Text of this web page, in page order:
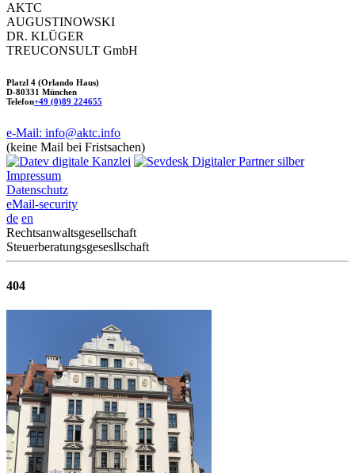
AKTC
AUGUSTINOWSKI
DR. KLÜGER
TREUCONSULT GmbH
Platzl 4 (Orlando Haus)
D-80331 München
Telefon+49 (0)89 224655
e-Mail: info@aktc.info
(keine Mail bei Fristsachen)
Impressum
Datenschutz
eMail-security
de en
Rechtsanwaltsgesellschaft
Steuerberatungsgesesllschaft
404